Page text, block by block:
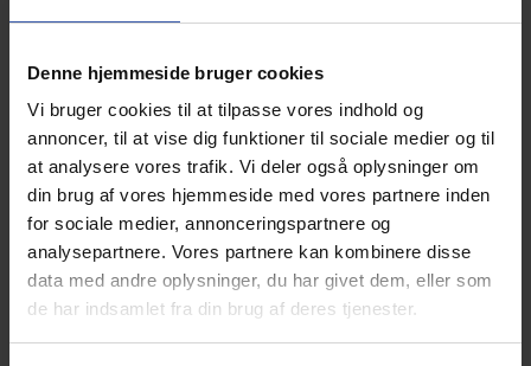
Denne hjemmeside bruger cookies
Vi bruger cookies til at tilpasse vores indhold og
annoncer, til at vise dig funktioner til sociale medier og til
at analysere vores trafik. Vi deler også oplysninger om
din brug af vores hjemmeside med vores partnere inden
for sociale medier, annonceringspartnere og
analysepartnere. Vores partnere kan kombinere disse
data med andre oplysninger, du har givet dem, eller som
de har indsamlet fra din brug af deres tjenester.
Vandafvisende stof beregnet til hynder og puder der
bruges udendørs.
Vaskbart ved 30 grader - meget nemt at rengøre ved
brug af en fugtig klud.
Øko Tex 100 godkendt.
Høj UV beskyttelse - Solen vil med tiden nedbryde
stoffet, levetiden øges hvis hynderne opbevares
beskyttet mod vejr og vind, når de ikke bruges.
Vægt 230g/m2 - meget slidstærkt.
100% olefin.
Standard leverer vi din hynde med